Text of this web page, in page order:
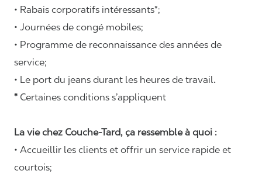
• Rabais corporatifs intéressants*;
• Journées de congé mobiles;
• Programme de reconnaissance des années de
service;
• Le port du jeans durant les heures de travail.
* Certaines conditions s’appliquent
La vie chez Couche-Tard, ça ressemble à quoi :
• Accueillir les clients et offrir un service rapide et
courtois;